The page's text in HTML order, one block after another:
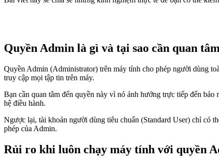
Quyền Admin là gì và tại sao cần quan
Quyền Admin (Administrator) trên máy tính cho phép người dùng
truy cập mọi tập tin trên máy.
Bạn cần quan tâm đến quyền này vì nó ảnh hưởng trực tiếp đến
hệ điều hành.
Ngược lại, tài khoản người dùng tiêu chuẩn (Standard User) chỉ có
phép của Admin.
Rủi ro khi luôn chạy máy tính với quyền